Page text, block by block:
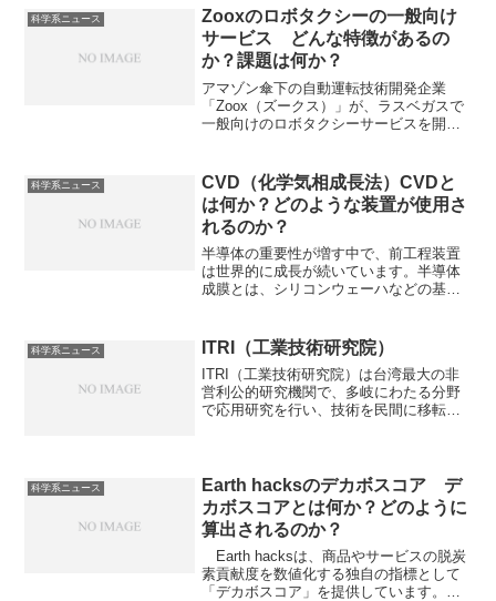
科学系ニュース
Zooxのロボタクシーの一般向け
サービス どんな特徴があるの
か？課題は何か？
アマゾン傘下の自動運転技術開発企業
「Zoox（ズークス）」が、ラスベガスで
一般向けのロボタクシーサービスを開始
性と顧客体験の向上を狙っています。
Zooxの自動運転車の特徴や課題をしるこ
とができます。
科学系ニュース
CVD（化学気相成長法）CVDと
は何か？どのような装置が使用さ
れるのか？
半導体の重要性が増す中で、前工程装置
は世界的に成長が続いています。半導体
成膜とは、シリコンウェーハなどの基板
成長法）は様々な電気特性をもつ膜を成
膜するための技術です。CVDとは何か、
その特徴とどのような装置が使用される
のかを知ることができます。
科学系ニュース ITRI（工業技術研究院）
ITRI（工業技術研究院）は台湾最大の非
営利公的研究機関で、多岐にわたる分野
で応用研究を行い、技術を民間に移転す
きます。
科学系ニュース
Earth hacksのデカボスコア デ
カボスコアとは何か？どのように
算出されるのか？
Earth hacksは、商品やサービスの脱炭
素貢献度を数値化する独自の指標として
「デカボスコア」を提供しています。デ